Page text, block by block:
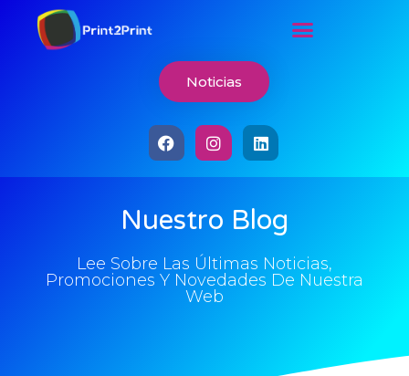
Noticias
Nuestro Blog
Lee Sobre Las Últimas Noticias,
Promociones Y Novedades De Nuestra
Web